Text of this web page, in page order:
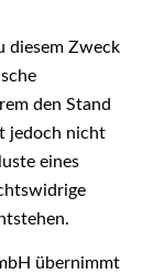
diesem Zweck
den Stand
jedoch nicht
eines
übernimmt